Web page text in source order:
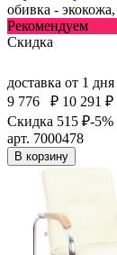
обивка -
Рекомендуем
Скидка
доставка от 1 дня
9 776
₽ 10 291 ₽
Скидка 515 ₽-5%
арт. 7000478
В корзину